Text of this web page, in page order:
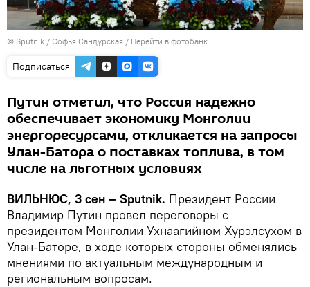
© Sputnik / Софья Сандурская / Перейти в фотобанк
Подписаться
Путин отметил, что Россия надежно
обеспечивает экономику Монголии
энергоресурсами, откликается на запросы
Улан-Батора о поставках топлива, в том
числе на льготных условиях
ВИЛЬНЮС, 3 сен – Sputnik. Президент России
Владимир Путин провел переговоры с
президентом Монголии Ухнаагийном Хурэлсухом в
Улан-Баторе, в ходе которых стороны обменялись
мнениями по актуальным международным и
региональным вопросам.